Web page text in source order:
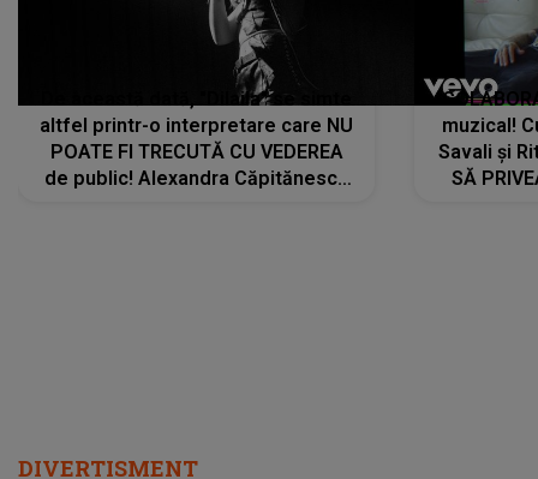
De această dată, "Dilaila" se simte
altfel printr-o interpretare care NU
POATE FI TRECUTĂ CU VEDEREA
de public! Alexandra Căpitănescu
muzical!
Savali și
SĂ
DIVERTISMENT